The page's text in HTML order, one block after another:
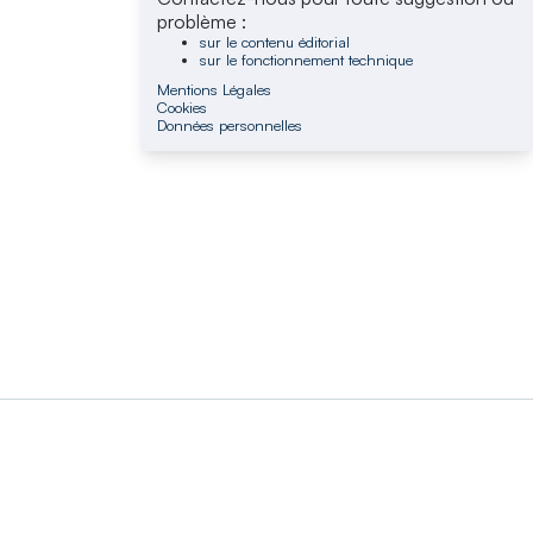
problème :
sur le contenu éditorial
sur le fonctionnement technique
Mentions Légales
Cookies
Données personnelles